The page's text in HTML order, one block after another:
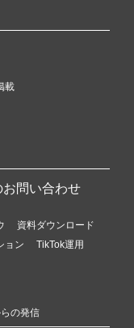
載
お問い合わせ
資料ダウンロード
ョン
TikTok運用
の発信